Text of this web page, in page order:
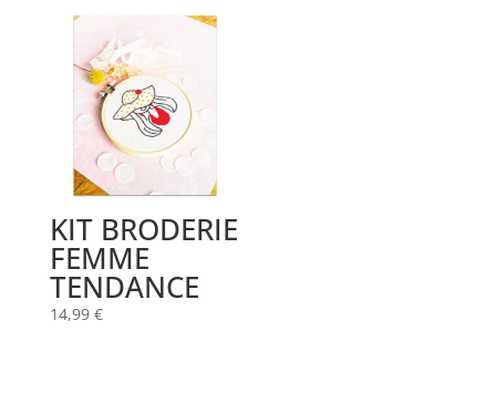
KIT BRODERIE
FEMME
TENDANCE
14,99 €